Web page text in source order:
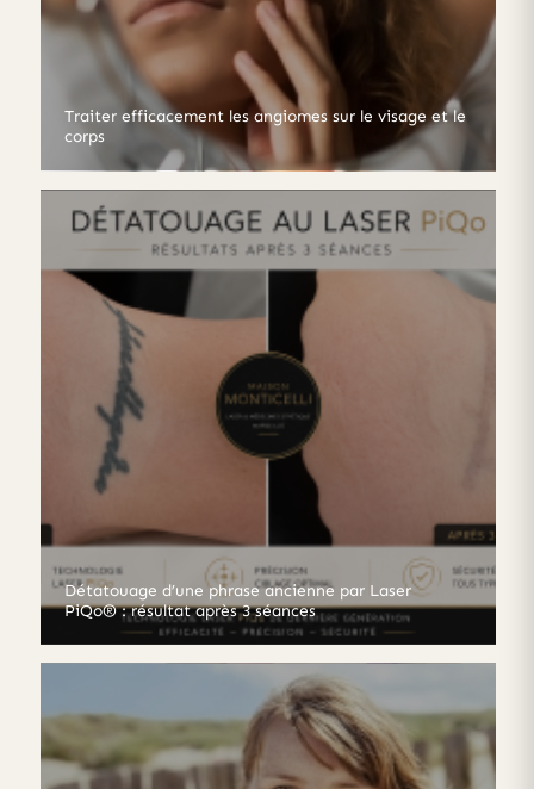
Traiter efficacement les angiomes sur le visage et le
corps
Détatouage d’une phrase ancienne par Laser
PiQo® : résultat après 3 séances